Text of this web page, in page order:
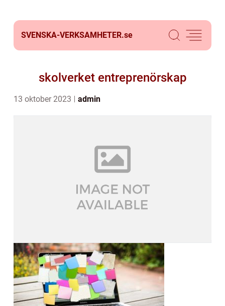
SVENSKA-VERKSAMHETER.se
skolverket entreprenörskap
13 oktober 2023 admin